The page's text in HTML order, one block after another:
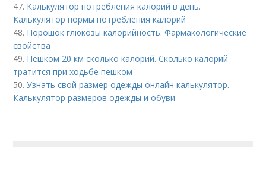
47. Калькулятор потребления калорий в день.
Калькулятор нормы потребления калорий
48. Порошок глюкозы калорийность. Фармакологические
свойства
49. Пешком 20 км сколько калорий. Сколько калорий
тратится при ходьбе пешком
50.Узнать свой размер одежды онлайн калькулятор.
Калькулятор размеров одежды и обуви